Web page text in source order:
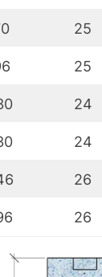
25
25
24
24
26
26